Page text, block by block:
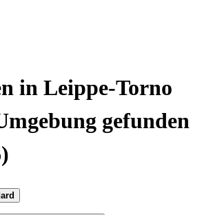
in Leippe-Torno
gefunden